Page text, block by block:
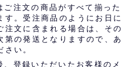
注文の商品がすべて揃っ
す。受注商品のようにお日
注文に含まれる場合は、そ
第の発送となりますので、
い。
登録いただいたお客様の